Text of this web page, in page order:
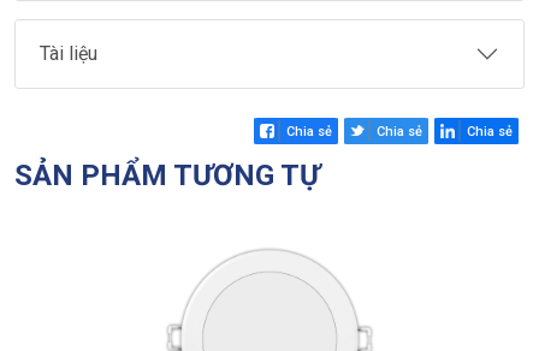
Tài liệu
Chia sẻ Chia sẻ Chia sẻ
SẢN PHẨM TƯƠNG TỰ